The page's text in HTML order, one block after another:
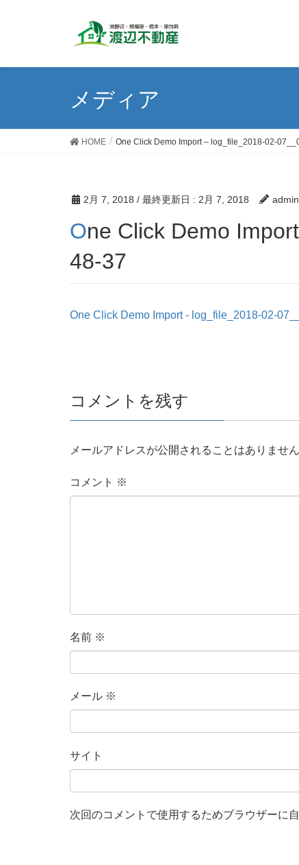
メディア
HOME One Click Demo Import – log_file_2018-02-
2月 7, 2018 / 最終更新日 : 2月 7, 2018
One Click Demo Import – log_file_2018-02-07__05-
48-37
One Click Demo Import - log_file_2018-02-
コメントを残す
メールアドレスが公開されることはありません
コメント ※
名前 ※
メール ※
サイト
次回のコメントで使用するためブラウザーに